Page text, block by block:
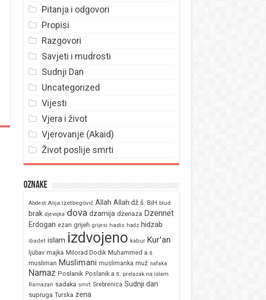
Pitanja i odgovori
Propisi
Razgovori
Savjeti i mudrosti
Sudnji Dan
Uncategorized
Vijesti
Vjera i život
Vjerovanje (Akaid)
Život poslije smrti
Oznake
Abdest Alija Izetbegović Allah Allah dž.š. BiH blud
brak djevojka dova dzamija dzenaza Dzennet
Erdogan ezan grijeh grijesi hadis hadz hidzab
ibadet islam izdvojeno kabur Kur'an
ljubav majka Milorad Dodik Muhammed a.s.
musliman Muslimani muslimanka muž nafaka
Namaz Poslanik Poslanik a.s. prelazak na islam
Ramazan sadaka smrt Srebrenica Sudnji dan
supruga Turska zena